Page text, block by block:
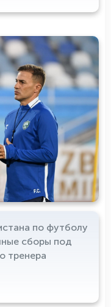
по футболу
сборы под
тренера